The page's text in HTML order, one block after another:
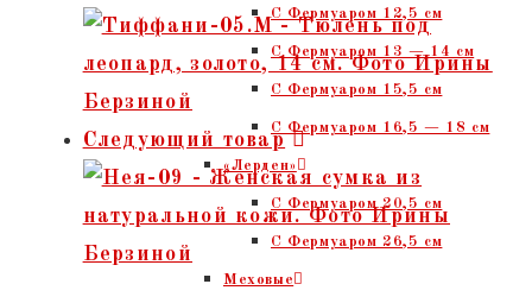
С Фермуаром 12,5 см
С Фермуаром 13 — 14 см
С Фермуаром 15,5 см
С Фермуаром 16,5 — 18 см
«Лерден»
С Фермуаром 20,5 см
С Фермуаром 26,5 см
Меховые
Следующий товар